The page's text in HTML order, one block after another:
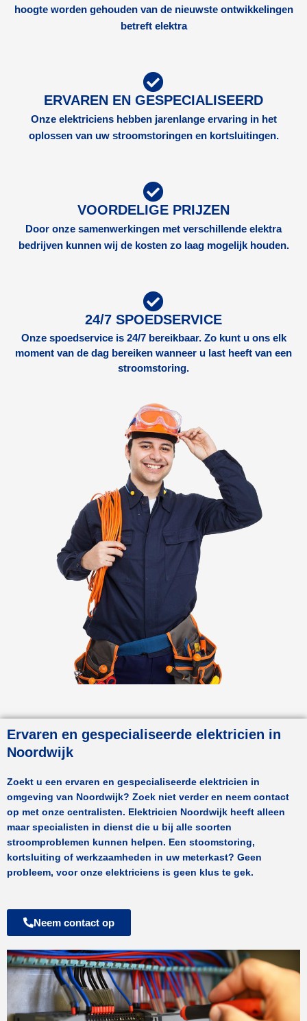
hoogte worden gehouden van de nieuwste ontwikkelingen
betreft elektra
ERVAREN EN GESPECIALISEERD
Onze elektriciens hebben jarenlange ervaring in het
oplossen van uw stroomstoringen en kortsluitingen.
VOORDELIGE PRIJZEN
Door onze samenwerkingen met verschillende elektra
bedrijven kunnen wij de kosten zo laag mogelijk houden.
24/7 SPOEDSERVICE
Onze spoedservice is 24/7 bereikbaar. Zo kunt u ons elk
moment van de dag bereiken wanneer u last heeft van een
stroomstoring.
Ervaren en gespecialiseerde elektricien in
Noordwijk
Zoekt u een ervaren en gespecialiseerde elektricien in
omgeving van Noordwijk? Zoek niet verder en neem contact
op met onze centralisten. Elektricien Noordwijk heeft alleen
maar specialisten in dienst die u bij alle soorten
stroomproblemen kunnen helpen. Een stoomstoring,
kortsluiting of werkzaamheden in uw meterkast? Geen
probleem, voor onze elektriciens is geen klus te gek.
Neem contact op